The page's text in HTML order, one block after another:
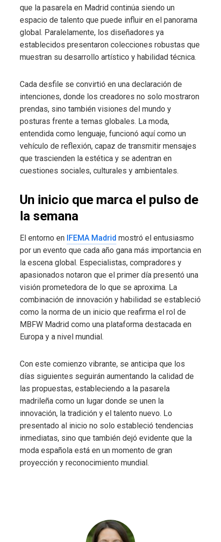
que la pasarela en Madrid continúa siendo un
espacio de talento que puede influir en el panorama
global. Paralelamente, los diseñadores ya
establecidos presentaron colecciones robustas que
muestran su desarrollo artístico y habilidad técnica.
Cada desfile se convirtió en una declaración de
intenciones, donde los creadores no solo mostraron
prendas, sino también visiones del mundo y
posturas frente a temas globales. La moda,
entendida como lenguaje, funcionó aquí como un
vehículo de reflexión, capaz de transmitir mensajes
que trascienden la estética y se adentran en
cuestiones sociales, culturales y ambientales.
Un inicio que marca el pulso de
la semana
El entorno en IFEMA Madrid mostró el entusiasmo
por un evento que cada año gana más importancia en
la escena global. Especialistas, compradores y
apasionados notaron que el primer día presentó una
visión prometedora de lo que se aproxima. La
combinación de innovación y habilidad se estableció
como la norma de un inicio que reafirma el rol de
MBFW Madrid como una plataforma destacada en
Europa y a nivel mundial.
Con este comienzo vibrante, se anticipa que los
días siguientes seguirán aumentando la calidad de
las propuestas, estableciendo a la pasarela
madrileña como un lugar donde se unen la
innovación, la tradición y el talento nuevo. Lo
presentado al inicio no solo estableció tendencias
inmediatas, sino que también dejó evidente que la
moda española está en un momento de gran
proyección y reconocimiento mundial.